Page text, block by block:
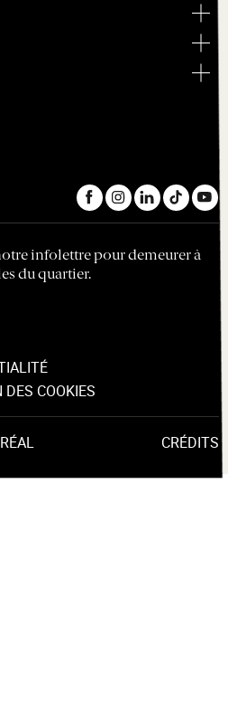
infolettre pour demeurer à
du quartier.
COOKIES
CRÉDITS